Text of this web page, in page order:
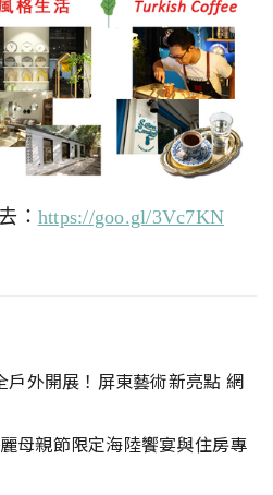
： https://goo.gl/3Vc7KN
戶外開展！屏東藝術新亮點 網
母親節限定海陸饗宴與住房專